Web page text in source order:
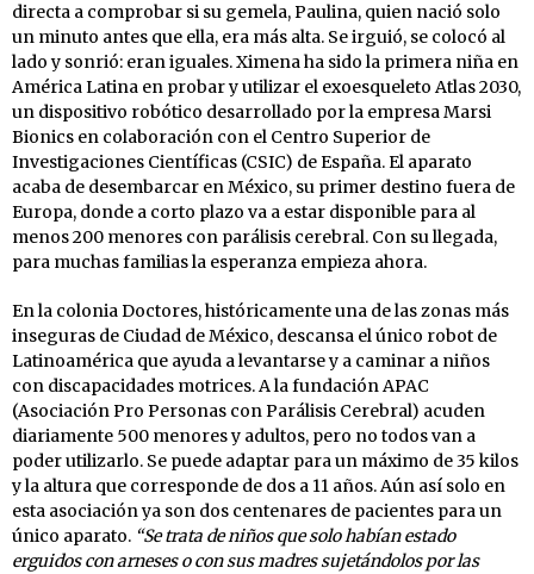
directa a comprobar si su gemela, Paulina, quien nació solo
un minuto antes que ella, era más alta. Se irguió, se colocó al
lado y sonrió: eran iguales. Ximena ha sido la primera niña en
América Latina en probar y utilizar el exoesqueleto Atlas 2030,
un dispositivo robótico desarrollado por la empresa Marsi
Bionics en colaboración con el Centro Superior de
Investigaciones Científicas (CSIC) de España. El aparato
acaba de desembarcar en México, su primer destino fuera de
Europa, donde a corto plazo va a estar disponible para al
menos 200 menores con parálisis cerebral. Con su llegada,
para muchas familias la esperanza empieza ahora.
En la colonia Doctores, históricamente una de las zonas más
inseguras de Ciudad de México, descansa el único robot de
Latinoamérica que ayuda a levantarse y a caminar a niños
con discapacidades motrices. A la fundación APAC
(Asociación Pro Personas con Parálisis Cerebral) acuden
diariamente 500 menores y adultos, pero no todos van a
poder utilizarlo. Se puede adaptar para un máximo de 35 kilos
y la altura que corresponde de dos a 11 años. Aún así solo en
esta asociación ya son dos centenares de pacientes para un
único aparato. “Se trata de niños que solo habían estado
erguidos con arneses o con sus madres sujetándolos por las